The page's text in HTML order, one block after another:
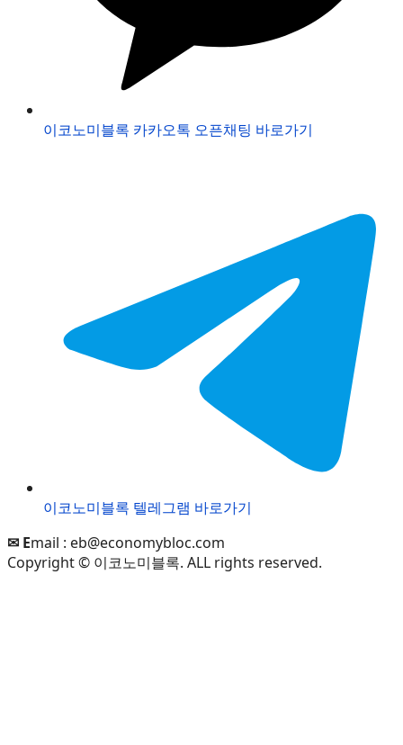
이코노미블록 카카오톡 오픈채팅 바로가기
이코노미블록 텔레그램 바로가기
✉ Email : eb@economybloc.com
Copyright © 이코노미블록. ALL rights reserved.